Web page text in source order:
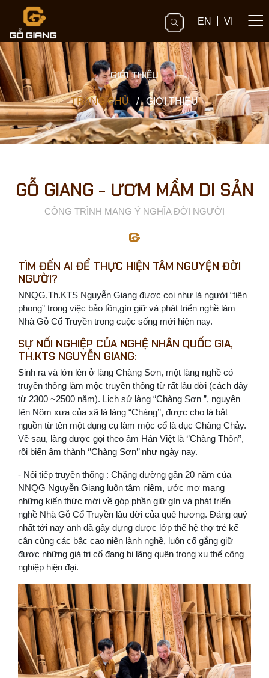
EN VI
GIỚI THIỆU
TRANG CHỦ / GIỚI THIỆU
GỖ GIANG - ƯƠM MẦM DI SẢN
CÔNG TRÌNH MANG Ý NGHĨA ĐỜI NGƯỜI
TÌM ĐẾN AI ĐỂ THỰC HIỆN TÂM NGUYỆN ĐỜI
NGƯỜI?
NNQG,Th.KTS Nguyễn Giang được coi như là người “tiên
phong” trong việc bảo tồn,gìn giữ và phát triển nghề làm
Nhà Gỗ Cổ Truyền trong cuộc sống mới hiện nay.
SỰ NỐI NGHIỆP CỦA NGHỆ NHÂN QUỐC GIA,
TH.KTS NGUYỄN GIANG:
Sinh ra và lớn lên ở làng Chàng Sơn, một làng nghề có
truyền thống làm mộc truyền thống từ rất lâu đời (cách đây
từ 2300 ~2500 năm). Lịch sử làng “Chàng Sơn ”, nguyên
tên Nôm xưa của xã là làng “Chàng’’, được cho là bắt
nguồn từ tên một dụng cụ làm mộc cổ là đục Chàng Chảy.
Về sau, làng được gọi theo âm Hán Việt là ‘’Chàng Thôn’’,
rồi biến âm thành ‘’Chàng Sơn’’ như ngày nay.
- Nối tiếp truyền thống : Chặng đường gần 20 năm của
NNQG Nguyễn Giang luôn tâm niệm, ước mơ mang
những kiến thức mới về góp phần giữ gìn và phát triển
nghề Nhà Gỗ Cổ Truyền lâu đời của quê hương. Đáng quý
nhất tới nay anh đã gây dựng được lớp thế hệ thợ trẻ kế
cận cùng các bậc cao niên lành nghề, luôn cố gắng giữ
được những giá trị cổ đang bị lãng quên trong xu thế công
nghiệp hiện đại.